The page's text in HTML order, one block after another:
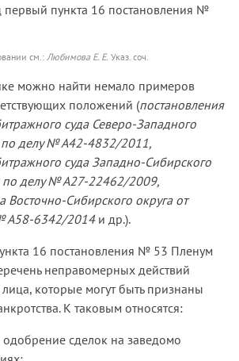
первый пункта 16 постановления №
см.: Любимова Е. Е. Указ. соч.
можно найти немало примеров
положений (постановления
суда Северо-Западного
по делу № А42-4832/2011,
суда Западно-Сибирского
по делу № А27-22462/2009,
Восточно-Сибирского округа от
А58-6342/2014 и др.).
16 постановления № 53 Пленум
неправомерных действий
которые могут быть признаны
К таковым относятся:
сделок на заведомо